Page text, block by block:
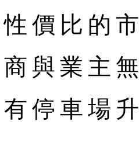
價比的
與業主
停車場